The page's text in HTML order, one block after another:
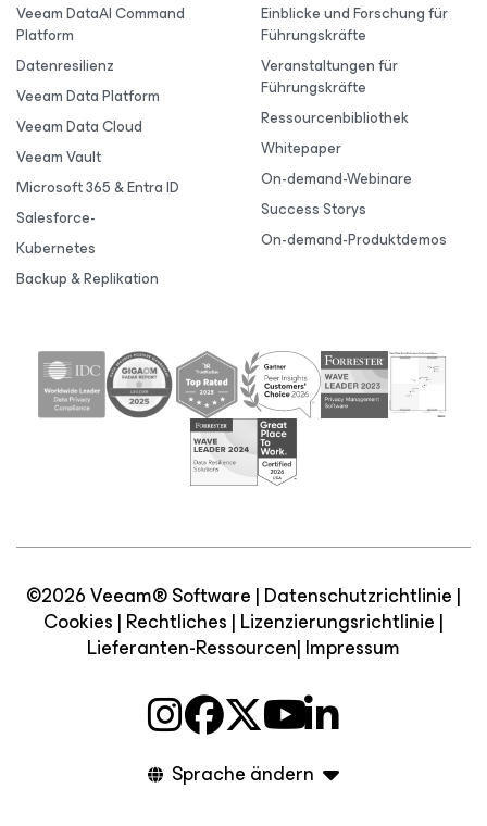
Veeam DataAI Command
Platform
Datenresilienz
Veeam Data Platform
Veeam Data Cloud
Veeam Vault
Microsoft 365 & Entra ID
Salesforce-
Kubernetes
Backup & Replikation
Einblicke und Forschung für
Führungskräfte
Veranstaltungen für
Führungskräfte
Ressourcenbibliothek
Whitepaper
On-demand-Webinare
Success Storys
On-demand-Produktdemos
©2026 Veeam® Software | Datenschutzrichtlinie |
Cookies | Rechtliches | Lizenzierungsrichtlinie |
Lieferanten-Ressourcen| Impressum
Sprache ändern